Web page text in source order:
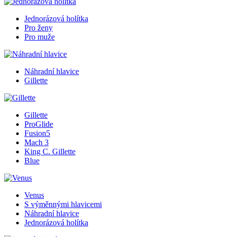
Jednorázová holítka
Pro ženy
Pro muže
Náhradní hlavice
Gillette
Gillette
ProGlide
Fusion5
Mach 3
King C. Gillette
Blue
Venus
S výměnnými hlavicemi
Náhradní hlavice
Jednorázová holítka